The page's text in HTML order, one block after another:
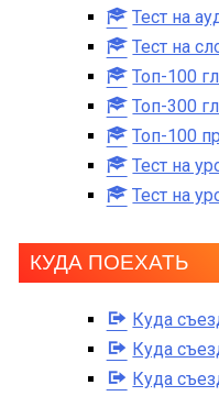
Тест на
Тест на
Топ-100
Топ-300
Топ-100
Тест на
Тест на
КУДА ПОЕХАТЬ
Куда
Куда
Куда